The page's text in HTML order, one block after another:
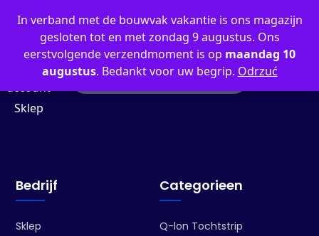
In verband met de bouwvak vakantie is ons magazijn
gesloten tot en met zondag 9 augustus. Ons
eerstvolgende verzendmoment is op maandag 10
augustus. Bedankt voor uw begrip. Odrzuć
account
Sklep
Categorieen
Q-lon Tochtstrip
Bedrijf
Sklep